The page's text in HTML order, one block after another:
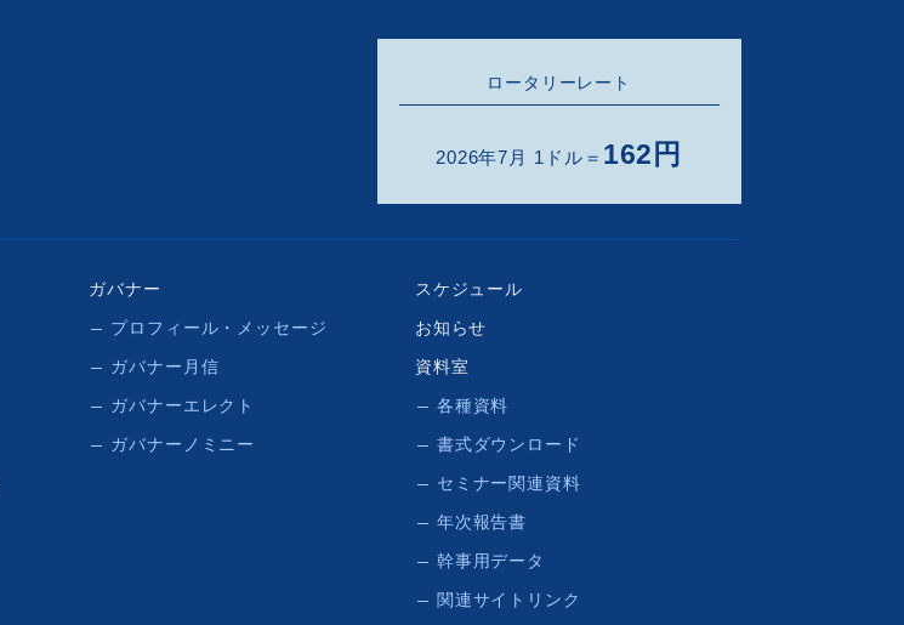
ロータリーレート
2026年7月 1ドル＝ 162円
ガバナー
プロフィール・メッセージ
ガバナー月信
ガバナーエレクト
ガバナーノミニー
スケジュール
お知らせ
資料室
各種資料
書式ダウンロード
セミナー関連資料
年次報告書
幹事用データ
関連サイトリンク